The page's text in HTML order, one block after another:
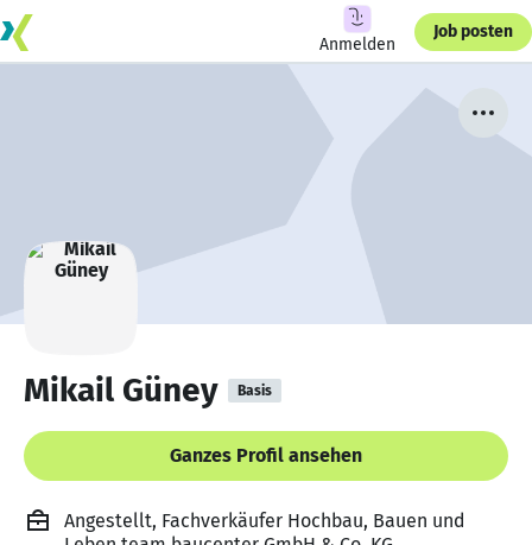
Anmelden
Job posten
Mikail Güney Basis
Ganzes Profil ansehen
Angestellt, Fachverkäufer Hochbau, Bauen und